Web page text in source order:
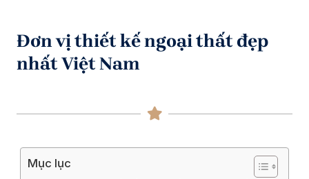
Đơn vị thiết kế ngoại thất đẹp
nhất Việt Nam
Mục lục